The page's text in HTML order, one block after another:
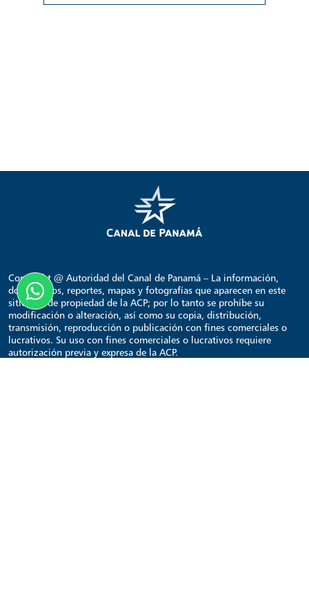
Copyright @ Autoridad del Canal de Panamá – La información,
documentos, reportes, mapas y fotografías que aparecen en este
sitio son de propiedad de la ACP; por lo tanto se prohíbe su
modificación o alteración, así como su copia, distribución,
transmisión, reproducción o publicación con fines comerciales o
lucrativos. Su uso con fines comerciales o lucrativos requiere
autorización previa y expresa de la ACP.